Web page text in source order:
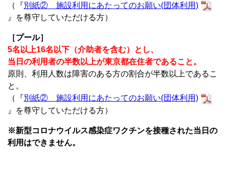
（『別紙② 施設利用にあたってのお願い(団体利用)
』を尊守していただける方）
［プール］
5名以上16名以下（介助者を含む）とし、
当日の利用者の半数以上が東京都在住者であること。
原則、利用人数は障害のある方の割合が半数以上であるこ
と。
（『別紙② 施設利用にあたってのお願い(団体利用)
』を尊守していただける方）
※新型コロナウイルス感染症ワクチンを接種された当日の
利用はできません。